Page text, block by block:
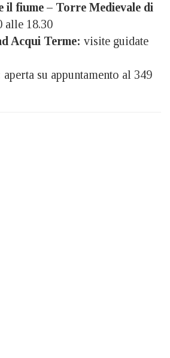
il fiume – Torre Medievale di
alle 18.30
Acqui Terme: visite guidate
aperta su appuntamento al 349